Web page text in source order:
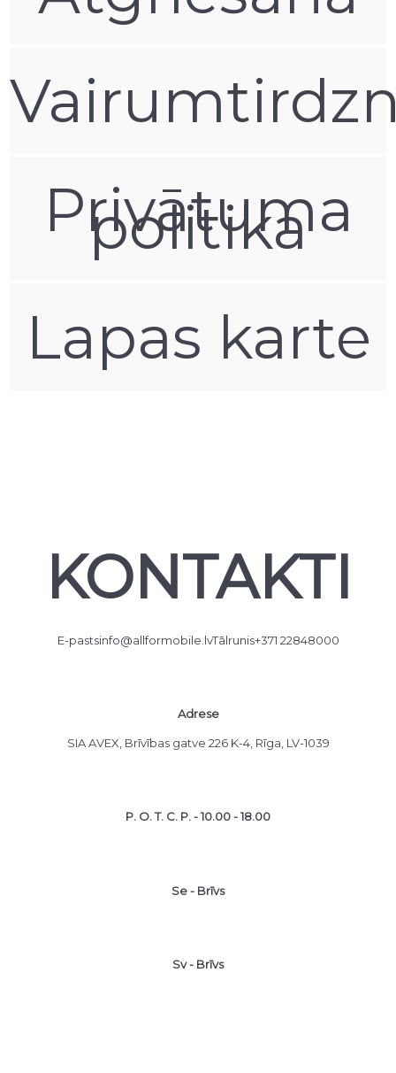
Privātuma
politika
Lapas karte
KONTAKTI
E-pastsinfo@allformobile.lvTālrunis+371 22848000
Adrese
SIA AVEX, Brīvības gatve 226 K-4, Rīga, LV-1039
P. O. T. C. P. - 10.00 - 18.00
Se - Brīvs
Sv - Brīvs